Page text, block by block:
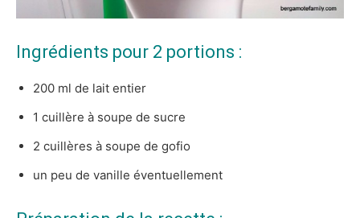
Ingrédients pour 2 portions :
200 ml de lait entier
1 cuillère à soupe de sucre
2 cuillères à soupe de gofio
un peu de vanille éventuellement